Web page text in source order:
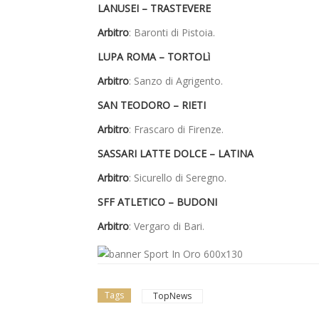
LANUSEI – TRASTEVERE
Arbitro: Baronti di Pistoia.
LUPA ROMA – TORTOLì
Arbitro: Sanzo di Agrigento.
SAN TEODORO – RIETI
Arbitro: Frascaro di Firenze.
SASSARI LATTE DOLCE – LATINA
Arbitro: Sicurello di Seregno.
SFF ATLETICO – BUDONI
Arbitro: Vergaro di Bari.
Tags TopNews